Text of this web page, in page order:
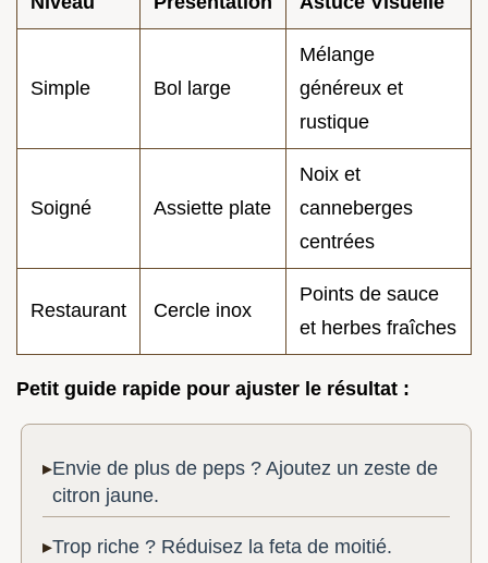
Simple Bol large
Mélange
généreux et
rustique
Soigné Assiette plate
Noix et
canneberges
centrées
Restaurant Cercle inox
Points de sauce
et herbes fraîches
Petit guide rapide pour ajuster le résultat :
Envie de plus de peps ? Ajoutez un zeste de
citron jaune.
Trop riche ? Réduisez la feta de moitié.